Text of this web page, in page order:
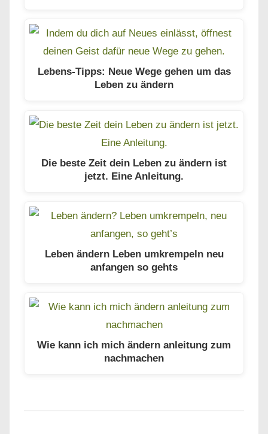
Lebens-Tipps: Neue Wege gehen um das
Leben zu ändern
Die beste Zeit dein Leben zu ändern ist
jetzt. Eine Anleitung.
Leben ändern Leben umkrempeln neu
anfangen so gehts
Wie kann ich mich ändern anleitung zum
nachmachen